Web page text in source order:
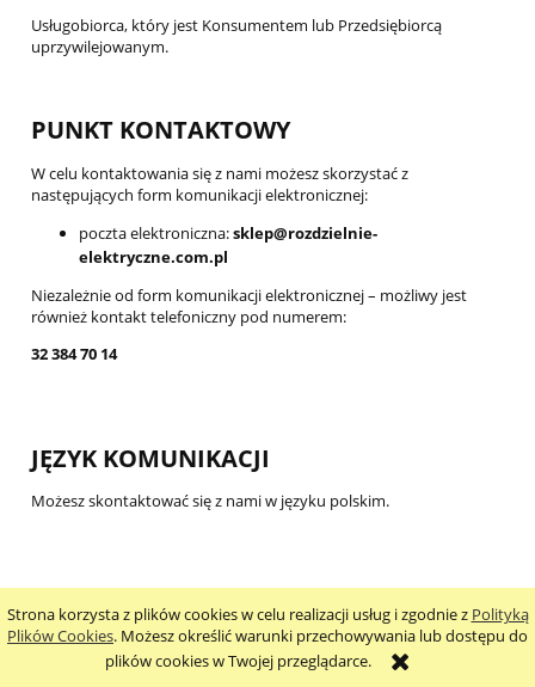
Strona korzysta z plików cookies w celu realizacji usług i zgodnie z Polityką
Plików Cookies. Możesz określić warunki przechowywania lub dostępu do
plików cookies w Twojej przeglądarce.
Usługobiorca, który jest Konsumentem lub Przedsiębiorcą
uprzywilejowanym.
PUNKT KONTAKTOWY
W celu kontaktowania się z nami możesz skorzystać z
następujących form komunikacji elektronicznej:
poczta elektroniczna:sklep@rozdzielnie-
elektryczne.com.pl
Niezależnie od form komunikacji elektronicznej – możliwy jest
również kontakt telefoniczny pod numerem:
32 384 70 14
JĘZYK KOMUNIKACJI
Możesz skontaktować się z nami w języku polskim.
WARUNKI TECHNICZNE
Dla prawidłowego korzystania ze Strony internetowej konieczne
jest spełnienie następujących warunków technicznych: